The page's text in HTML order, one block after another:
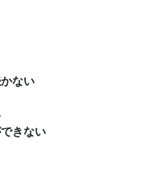
ない
きない